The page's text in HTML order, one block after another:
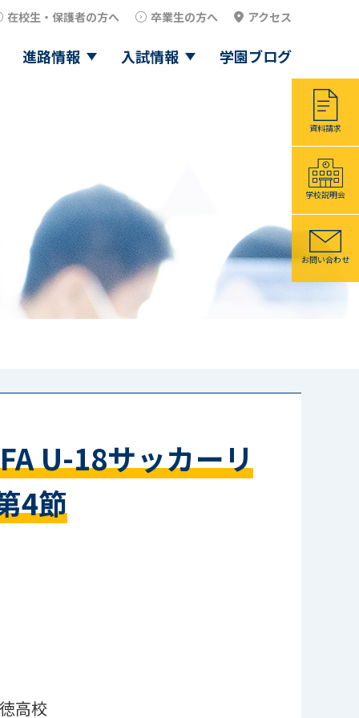
在校生・保護者の方へ 卒業生の方へ アクセス
進路情報 入試情報 学園ブログ
資料請求
学校説明会
お問い合わせ
U-18サッカーリ
4節
高校